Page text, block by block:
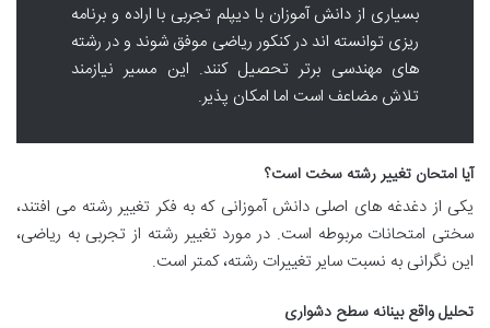
بسیاری از دانش آموزان با دیپلم تجربی با اراده و برنامه
ریزی توانسته اند در کنکور ریاضی موفق شوند و در رشته
های مهندسی برتر تحصیل کنند. این مسیر نیازمند
تلاش مضاعف است اما امکان پذیر.
آیا امتحان تغییر رشته سخت است؟
یکی از دغدغه های اصلی دانش آموزانی که به فکر تغییر رشته می افتند،
سختی امتحانات مربوطه است. در مورد تغییر رشته از تجربی به ریاضی،
این نگرانی به نسبت سایر تغییرات رشته، کمتر است.
تحلیل واقع بینانه سطح دشواری